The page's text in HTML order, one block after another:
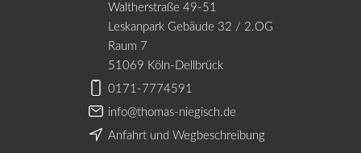
Waltherstraße 49-51
Leskanpark Gebäude 32 / 2.OG
Raum 7
51069 Köln-Dellbrück
0171-7774591
info@thomas-niegisch.de
Anfahrt und Wegbeschreibung